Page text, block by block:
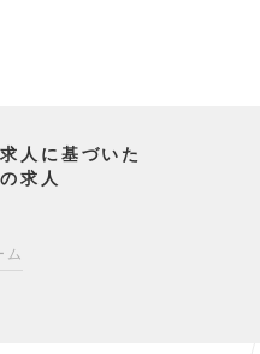
人に基づいた
求人
ム